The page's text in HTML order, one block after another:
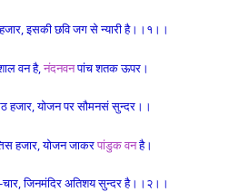
इसकी छवि जग से न्यारी है।।१।।
वन है,नंदनवनपांच शतक ऊपर।
हजार, योजन पर सौमनसं सुन्दर।।
हजार, योजन जाकरपांडुक वनहै।
चार, जिनमंदिर अतिशय सुन्दर है।।२।।